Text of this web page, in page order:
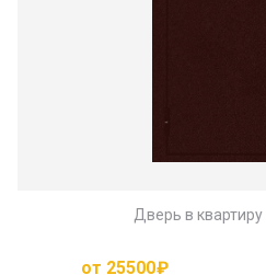
Дверь в квартиру
от 25500₽